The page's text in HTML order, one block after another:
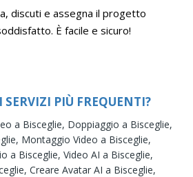
discuti e assegna il progetto
È facile e sicuro!
SERVIZI PIÙ FREQUENTI?
a Bisceglie, Doppiaggio a Bisceglie,
Montaggio Video a Bisceglie,
a Bisceglie, Video AI a Bisceglie,
Creare Avatar AI a Bisceglie,